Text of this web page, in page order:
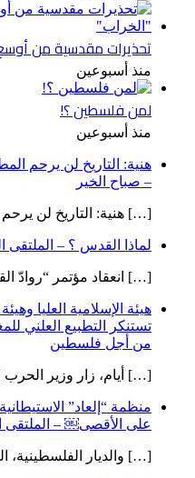
تحذيرات مقدسية من
منذ أسبوعين
لمن فلسطين ؟!
منذ أسبوعين
هنية: التاريخ لن يرحم
– صباح الخير
[…] هنية: التاريخ لن
لماذا القدس ؟ –
[…] انعقاد مؤتمر “روادّ
هيئة الإسلامية العليا
تستنكر التطبيع العلني
من أجل فلسطين
[…] أيام، زار وزير
منظمة “إلعاد”
على الأقصى￼ – الملتقى
[…] والديار